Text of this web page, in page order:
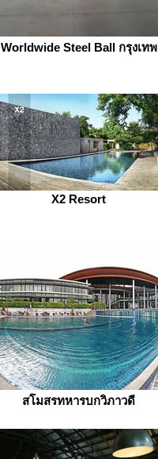
Worldwide Steel Ball กรุงเทพ
X2 Resort
สโมสรทหารบกวิภาวดี